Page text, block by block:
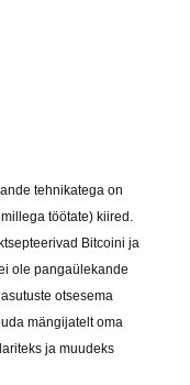
tehnikatega on
töötate) kiired.
Bitcoini ja
ole pangaülekande
otsesema
mängijatelt oma
ja muudeks